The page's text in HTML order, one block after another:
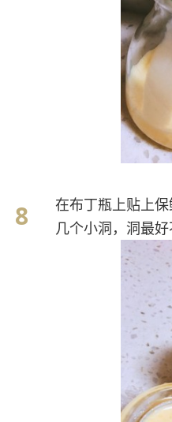
在布丁瓶上贴上
几个小洞，洞最